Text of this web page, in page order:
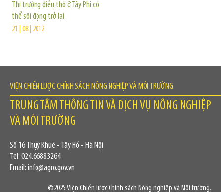
Thị trường điều thô ở Tây Phi có
thể sôi động trở lại
21 | 08 | 2012
VIỆN CHIẾN LƯỢC CHÍNH SÁCH NÔNG NGHIỆP VÀ MÔI TRƯỜNG
TRUNG TÂM THÔNG TIN VÀ DỊCH VỤ NÔNG NGHIỆP
VÀ MÔI TRƯỜNG
Số 16 Thụy Khuê - Tây Hồ - Hà Nội
Tel: 024.66883264
Email: info@agro.gov.vn
©2025 Viện Chiến lược Chính sách Nông nghiệp và Môi trường.